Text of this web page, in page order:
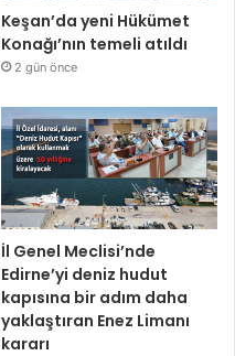
Keşan’da yeni Hükümet
Konağı’nın temeli atıldı
2 gün önce
İl Genel Meclisi’nde
Edirne’yi deniz hudut
kapısına bir adım daha
yaklaştıran Enez Limanı
kararı